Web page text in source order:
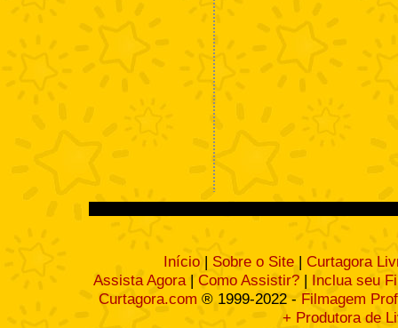
Início | Sobre o Site | Curtagora
Assista Agora| Como Assistir? | Inclua seu
Curtagora.com ® 1999-2022 - Filmagem
+ Produtora de